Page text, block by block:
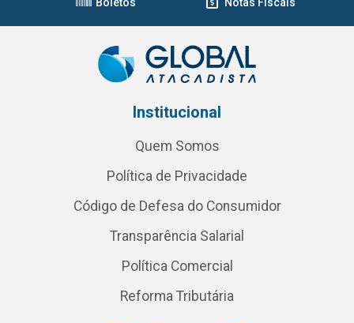
Boletos Notas Fiscais
Institucional
Quem Somos
Política de Privacidade
Código de Defesa do Consumidor
Transparência Salarial
Política Comercial
Reforma Tributária